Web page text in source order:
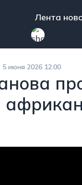
Main
Лента
5 июня 2026 12:00